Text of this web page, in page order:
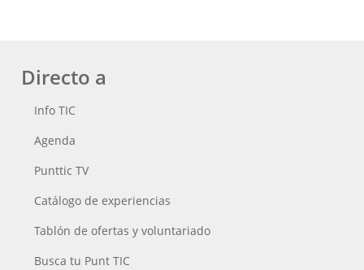
Directo a
Info TIC
Agenda
Punttic TV
Catálogo de experiencias
Tablón de ofertas y voluntariado
Busca tu Punt TIC